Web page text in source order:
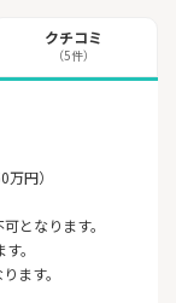
クチコミ
（5件）
円）
となります。
。
ます。